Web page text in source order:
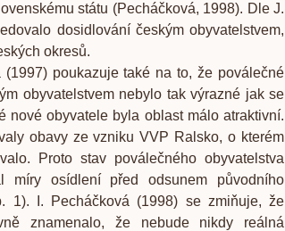
státu (Pecháčková, 1998). Dle J.
dosidlování českým obyvatelstvem,
okresů.
poukazuje také na to, že poválečné
obyvatelstvem nebylo tak výrazné jak se
nové obyvatele byla oblast málo atraktivní.
obavy ze vzniku VVP Ralsko, o kterém
Proto stav poválečného obyvatelstva
míry osídlení před odsunem původního
1). I. Pecháčková (1998) se zmiňuje, že
znamenalo, že nebude nikdy reálná